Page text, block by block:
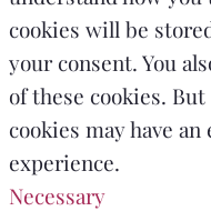
cookies will be
your consent. You
of these cookies.
cookies may have
experience.
Necessary